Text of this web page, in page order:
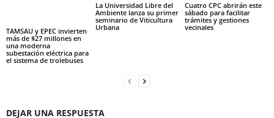
TAMSAU y EPEC invierten
más de $27 millones en
una moderna
subestación eléctrica para
el sistema de trolebuses
La Universidad Libre del
Ambiente lanza su primer
seminario de Viticultura
Urbana
Cuatro CPC abrirán este
sábado para facilitar
trámites y gestiones
vecinales
DEJAR UNA RESPUESTA